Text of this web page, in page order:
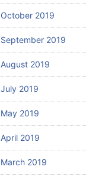
October 2019
September 2019
August 2019
July 2019
May 2019
April 2019
March 2019